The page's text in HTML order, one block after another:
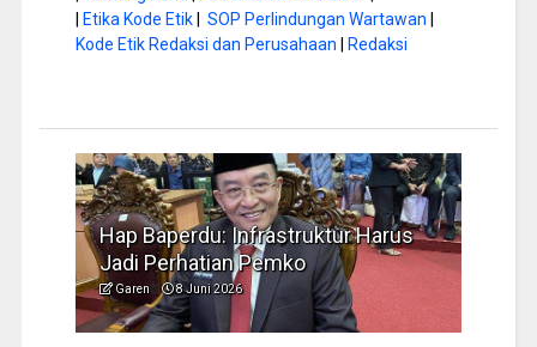
| Etika Kode Etik| SOP Perlindungan Wartawan |
Kode Etik Redaksi dan Perusahaan | Redaksi
Hap Baperdu: Infrastruktur Harus
Jadi Perhatian Pemko
Garen 8 Juni 2026